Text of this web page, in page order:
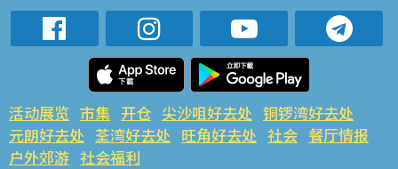
活动展览 市集 开仓 尖沙咀好去处 铜锣湾好去处
元朗好去处 荃湾好去处 旺角好去处 社会 餐厅情报
户外郊游 社会福利